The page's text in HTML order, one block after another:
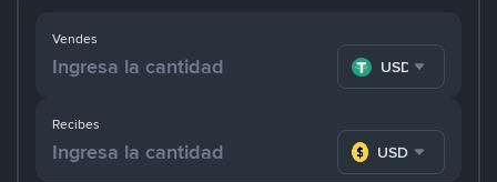
Recibes
USD
Vendes
USDT